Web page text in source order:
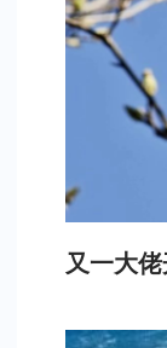
又一大